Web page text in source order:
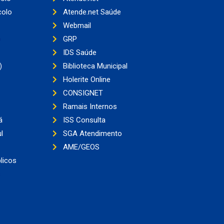
Atende.net Saúde
Webmail
GRP
IDS Saúde
Biblioteca Municipal
Holerite Online
CONSIGNET
Ramais Internos
ISS Consulta
SGA Atendimento
AME/GEOS